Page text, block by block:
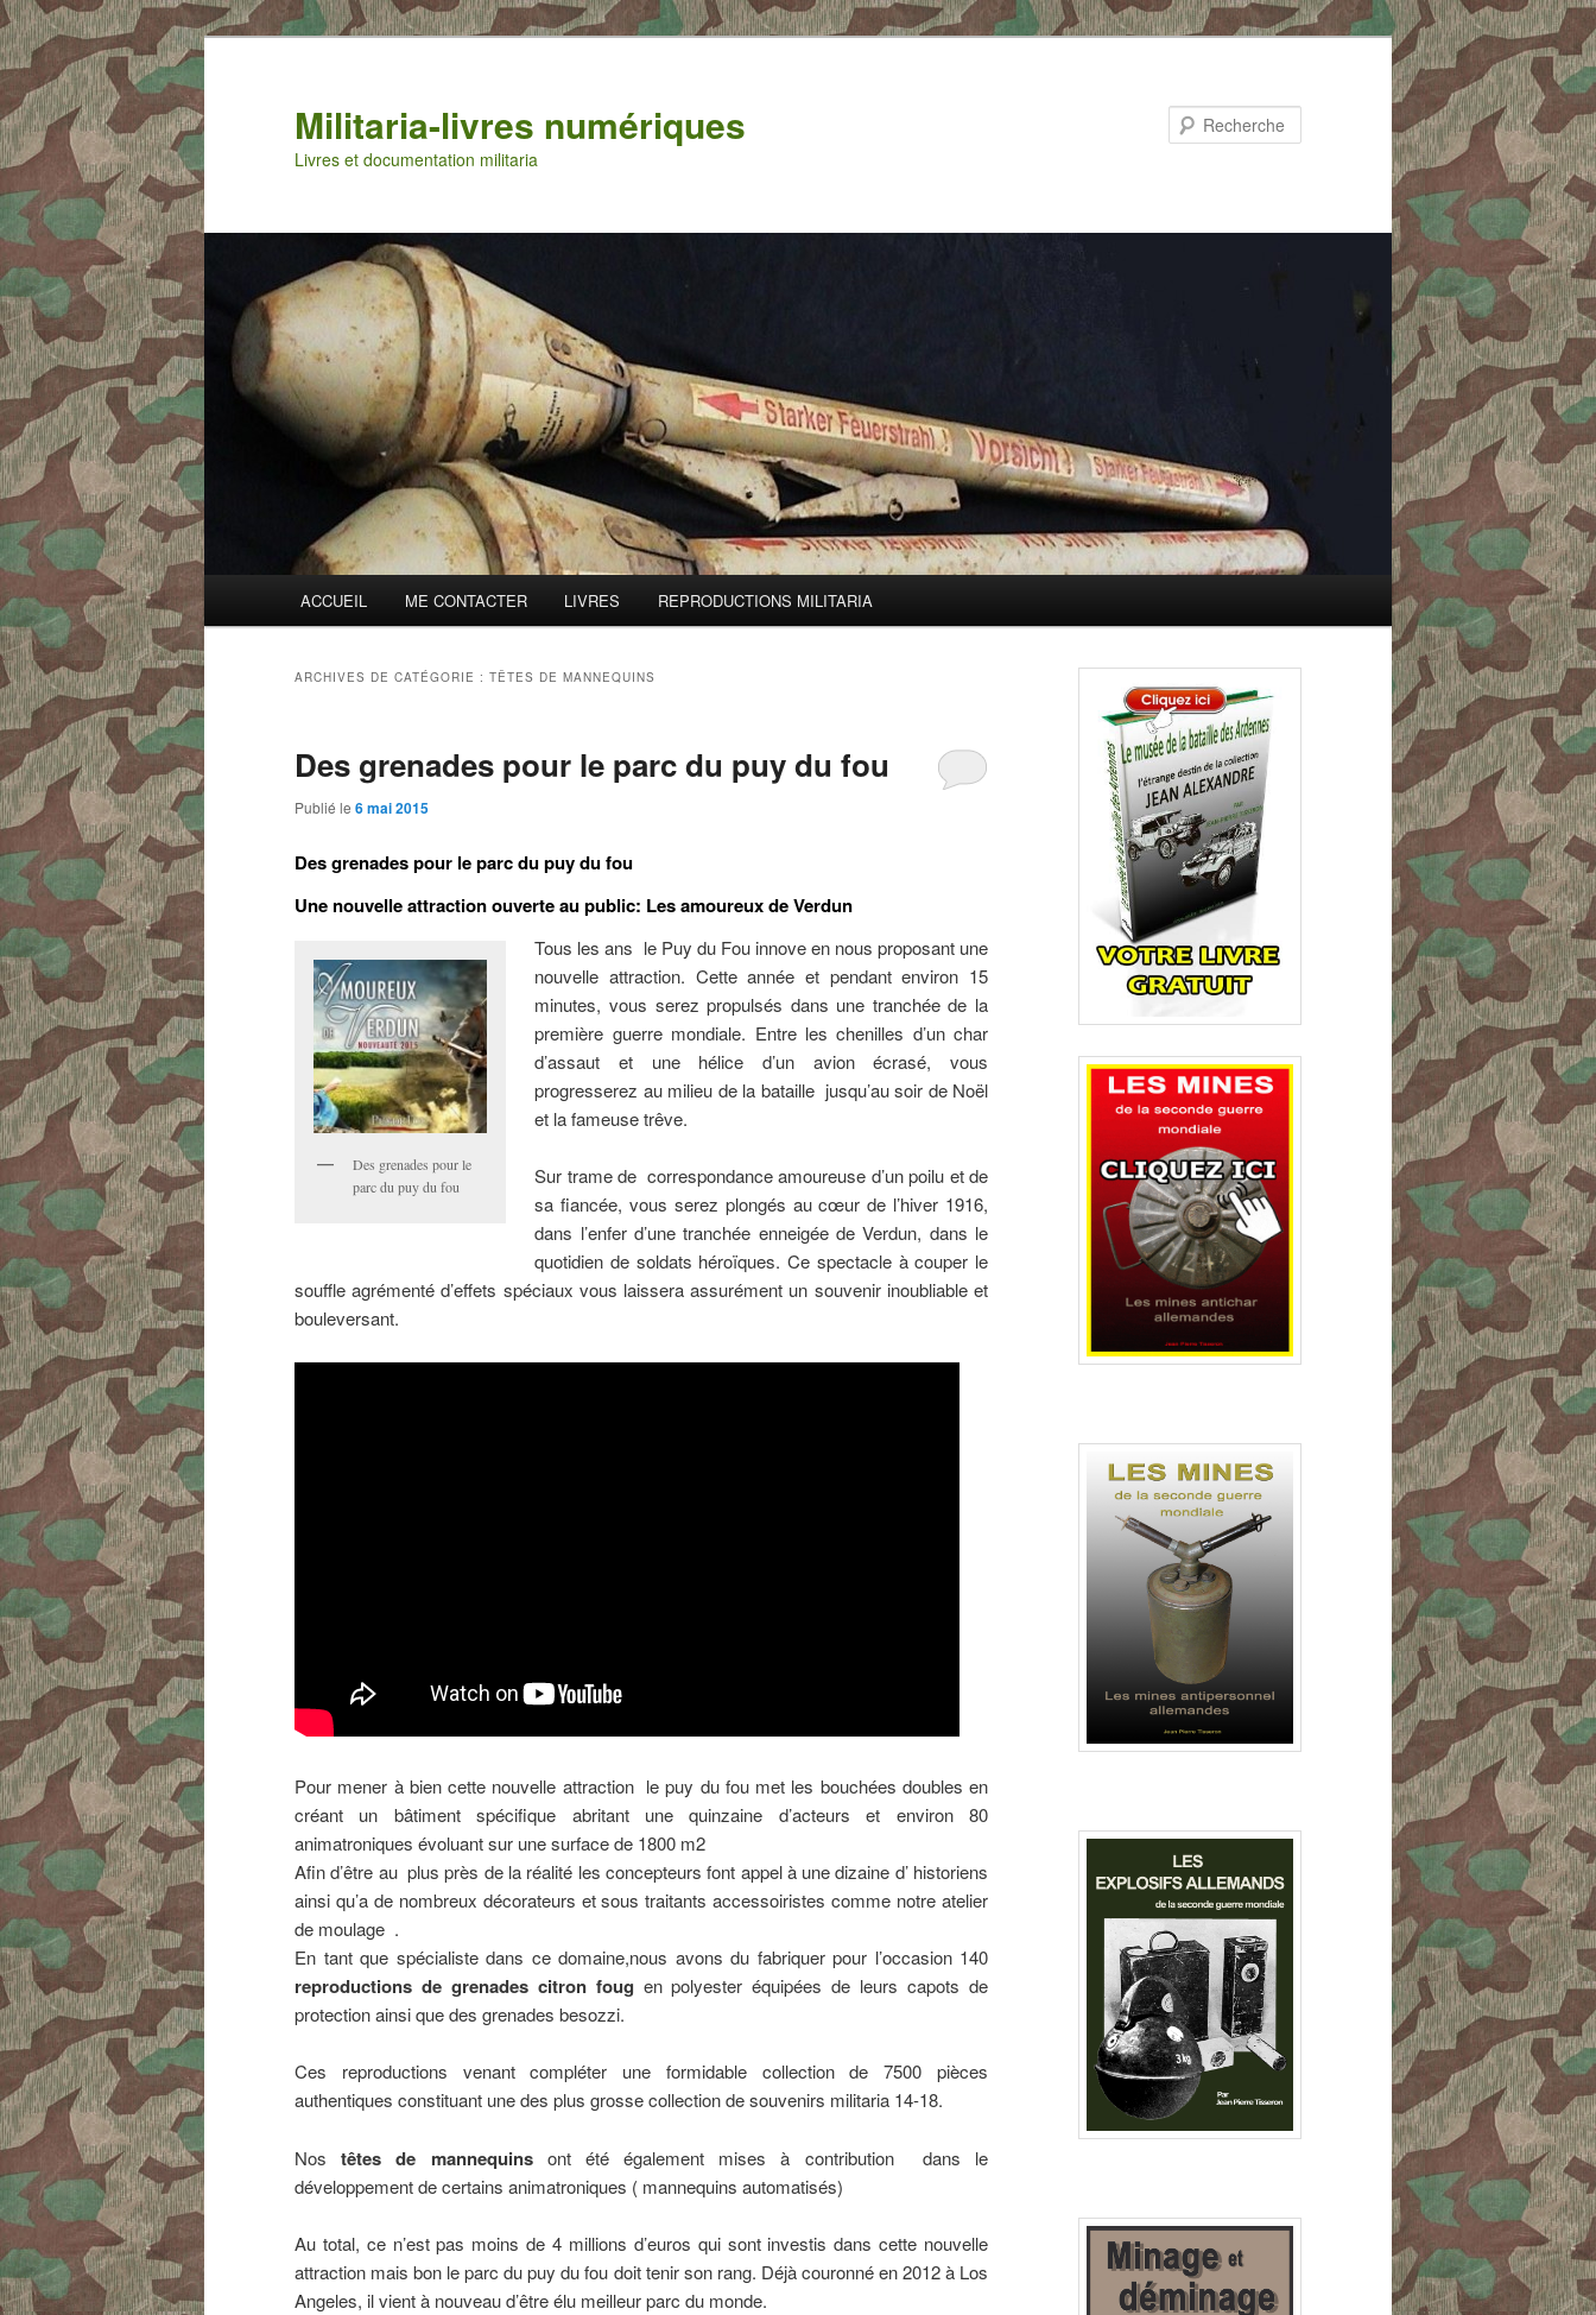
Aller
au
contenu
principal
Aller
au
contenu
secondaire
Militaria-livres numériques
Livres et documentation militaria
ACCUEIL ME CONTACTER LIVRES REPRODUCTIONS MILITARIA
ARCHIVES DE CATÉGORIE : TÊTES DE MANNEQUINS
Des grenades pour le parc du puy du fou
Publié le 6 mai 2015
Des grenades pour le parc du puy du fou
Une nouvelle attraction ouverte au public: Les amoureux de Verdun
Des grenades pour le
parc du puy du fou
Tous les ans le Puy du Fou innove en nous proposant une
nouvelle attraction. Cette année et pendant environ 15
minutes, vous serez propulsés dans une tranchée de la
première guerre mondiale. Entre les chenilles d’un char
d’assaut et une hélice d’un avion écrasé, vous
progresserez au milieu de la bataille jusqu’au soir de Noël
et la fameuse trêve.
Sur trame de correspondance amoureuse d’un poilu et de
sa fiancée, vous serez plongés au cœur de l’hiver 1916,
dans l’enfer d’une tranchée enneigée de Verdun, dans le
quotidien de soldats héroïques. Ce spectacle à couper le
souffle agrémenté d’effets spéciaux vous laissera assurément un souvenir inoubliable et
bouleversant.
Pour mener à bien cette nouvelle attraction le puy du fou met les bouchées doubles en
créant un bâtiment spécifique abritant une quinzaine d’acteurs et environ 80
animatroniques évoluant sur une surface de 1800 m2
Afin d’être au plus près de la réalité les concepteurs font appel à une dizaine d’ historiens
ainsi qu’a de nombreux décorateurs et sous traitants accessoiristes comme notre atelier
de moulage .
En tant que spécialiste dans ce domaine,nous avons du fabriquer pour l’occasion 140
reproductions de grenades citron foug en polyester équipées de leurs capots de
protection ainsi que des grenades besozzi.
Ces reproductions venant compléter une formidable collection de 7500 pièces
authentiques constituant une des plus grosse collection de souvenirs militaria 14-18.
Nostêtes de mannequinsont été également mises à contribution dans le
développement de certains animatroniques ( mannequins automatisés)
Au total, ce n’est pas moins de 4 millions d’euros qui sont investis dans cette nouvelle
attraction mais bon le parc du puy du fou doit tenir son rang. Déjà couronné en 2012 à Los
Angeles, il vient à nouveau d’être élu meilleur parc du monde.